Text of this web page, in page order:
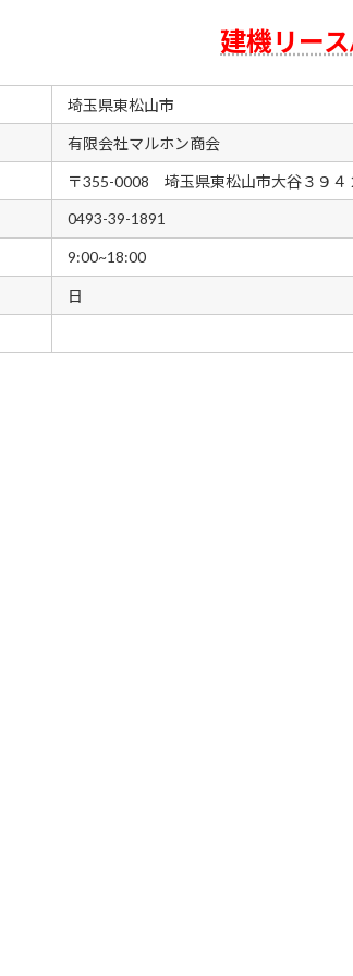
建機リー
埼玉県東松山市
有限会社マルホン商会
〒355-0008 埼玉県東松山市大谷３９４
0493-39-1891
9:00~18:00
日